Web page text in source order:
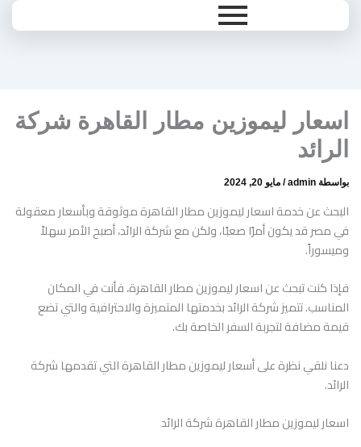
Skip
اسعار ليموزين مطار القاهرة شركة
الرائد
بواسطة admin
/ مايو 20, 2024
البحث عن خدمة اسعار ليموزين مطار القاهرة موثوقة وبأسعار معقولة
في مصر قد يكون أمرًا صعبًا، ولكن مع شركة الرائد، أصبح الأمر سهلاً
وميسوراً.
فإذا كنت تبحث عن اسعار ليموزين مطار القاهرة، فأنت في المكان
المناسب. تتميز شركة الرائد بخدمتها المتميزة والاحترافية والتي تضع
قيمة مضافة لتجربة السفر الخاصة بك.
دعنا نلقي نظرة على أسعار ليموزين مطار القاهرة التي تقدمها شركة
الرائد.
اسعار ليموزين مطار القاهرة شركة الرائد